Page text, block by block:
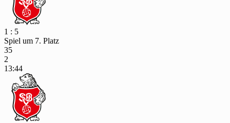
1 : 5
Spiel um 7. Platz
35
2
13:44